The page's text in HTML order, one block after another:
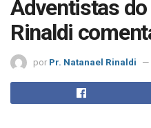
Adventistas do
Rinaldi
por Pr. Natanael Rinaldi